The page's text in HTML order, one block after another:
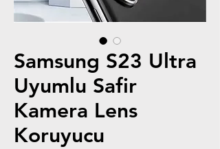
Samsung S23 Ultra
Uyumlu Safir
Kamera Lens
Koruyucu